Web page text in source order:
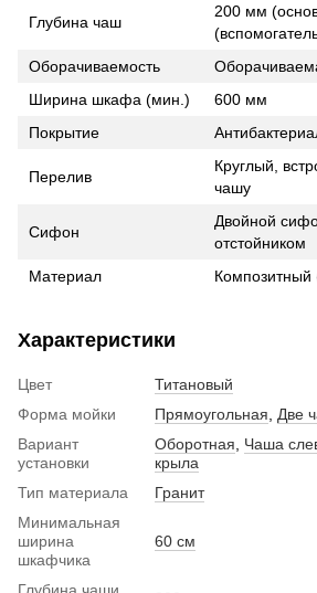
Глубина чаш
200 мм
Оборачиваемость
Ширина шкафа (мин.)
600 мм
Покрытие
Перелив
Круглый,
чашу
Сифон
Двойной
отстойником
Материал
Композитный
Характеристики
Цвет
Титановый
Форма мойки
Прямоугольная
Две
Вариант
установки
Оборотная Чаша
крыла
Тип материала
Гранит
Минимальная
ширина
шкафчика
60 см
Глубина чаши,